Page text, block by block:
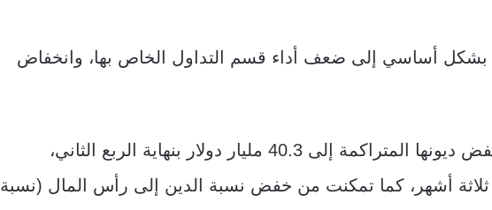
أساسي إلى ضعف أداء قسم التداول الخاص بها، وانخفاض
يُشار إلى أن شل نجحت في خفض ديونها المتراكمة إلى 40.3 مليار دولار بنهاية الربع الثاني،
دولار قبل ثلاثة أشهر، كما تمكنت من خفض نسبة الدين إلى رأس المال (نسبة